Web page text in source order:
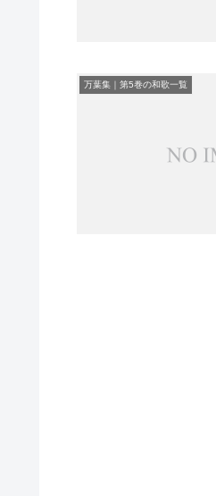
万葉集｜第5巻の和歌一覧